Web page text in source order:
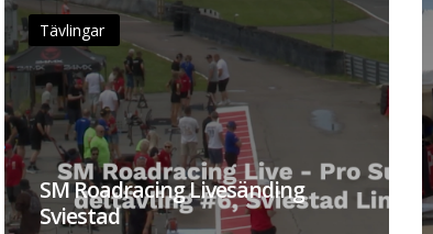
Tävlingar
SM Roadracing Livesänding
Sviestad